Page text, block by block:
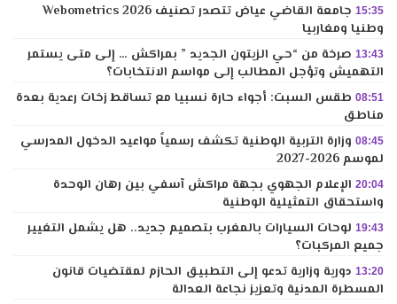
15:35
جامعة القاضي عياض تتصدر تصنيف Webometrics 2026
وطنيا ومغاربيا
13:43 صرخة من “حي الزيتون الجديد ” بمراكش … إلى متى يستمر
التهميش وتؤجل المطالب إلى مواسم الانتخابات؟
08:51 طقس السبت: أجواء حارة نسبيا مع تساقط زخات رعدية بعدة
مناطق
08:45 وزارة التربية الوطنية تكشف رسمياً مواعيد الدخول المدرسي
لموسم 2026-2027
20:04 الإعلام الجهوي بجهة مراكش آسفي بين رهان الوحدة
واستحقاق التمثيلية الوطنية
19:43 لوحات السيارات بالمغرب بتصميم جديد.. هل يشمل التغيير
جميع المركبات؟
13:20 دورية وزارية تدعو إلى التطبيق الحازم لمقتضيات قانون
المسطرة المدنية وتعزيز نجاعة العدالة